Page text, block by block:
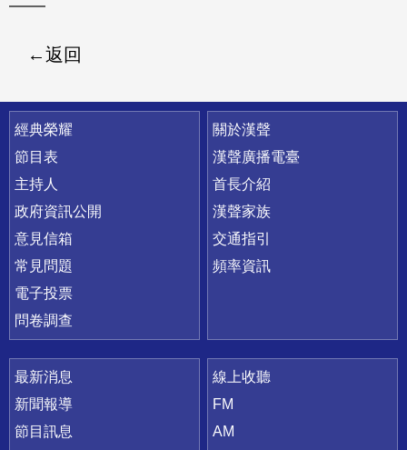
返回
快速連結
經典榮耀
節目表
主持人
政府資訊公開
意見信箱
常見問題
電子投票
問卷調查
關於漢聲
漢聲廣播電臺
首長介紹
漢聲家族
交通指引
頻率資訊
最新消息
新聞報導
節目訊息
線上收聽
FM
AM